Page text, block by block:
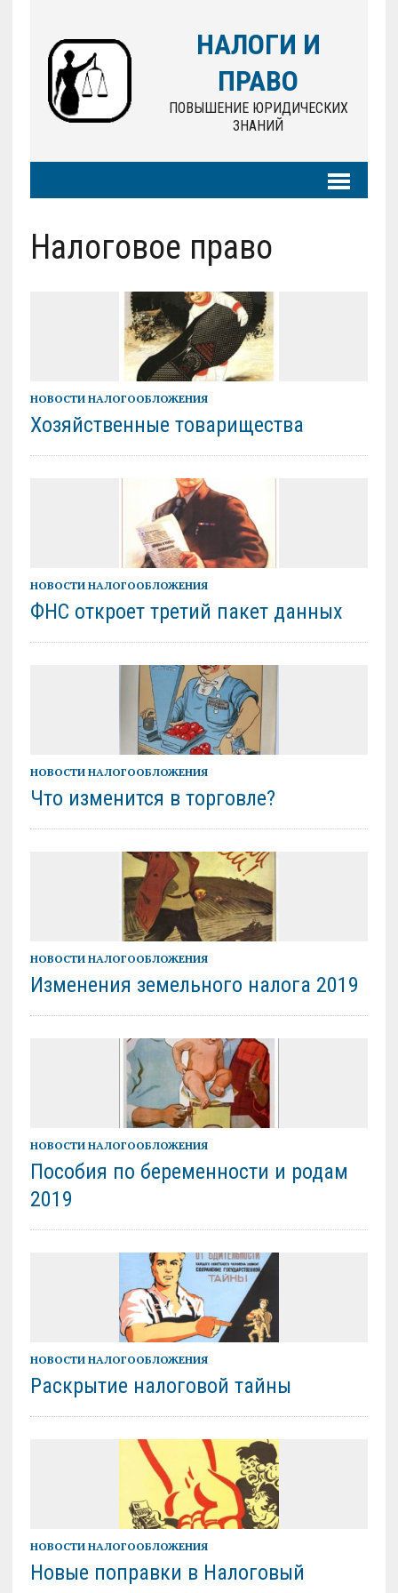
НАЛОГИ И
ПРАВО
ПОВЫШЕНИЕ ЮРИДИЧЕСКИХ
ЗНАНИЙ
Налоговое право
НОВОСТИ НАЛОГООБЛОЖЕНИЯ
Хозяйственные товарищества
НОВОСТИ НАЛОГООБЛОЖЕНИЯ
ФНС откроет третий пакет данных
НОВОСТИ НАЛОГООБЛОЖЕНИЯ
Что изменится в торговле?
НОВОСТИ НАЛОГООБЛОЖЕНИЯ
Изменения земельного налога 2019
НОВОСТИ НАЛОГООБЛОЖЕНИЯ
Пособия по беременности и родам
2019
НОВОСТИ НАЛОГООБЛОЖЕНИЯ
Раскрытие налоговой тайны
НОВОСТИ НАЛОГООБЛОЖЕНИЯ
Новые поправки в Налоговый